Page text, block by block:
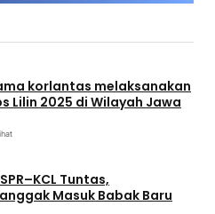
korlantas melaksanakan
Lilin 2025 di Wilayah Jawa
Tuntas,
Masuk Babak Baru